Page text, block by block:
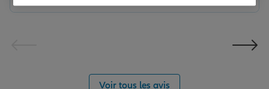
Voir tous les avis